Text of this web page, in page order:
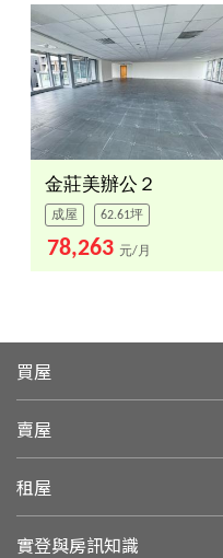
金莊美辦公２
成屋 62.61坪
78,263 元/月
買屋
賣屋
租屋
實登與房訊知識